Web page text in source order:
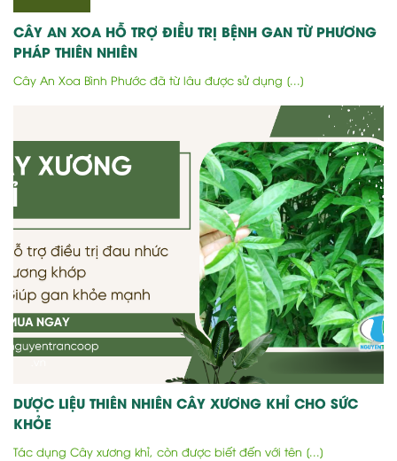
CÂY AN XOA HỖ TRỢ ĐIỀU TRỊ BỆNH GAN TỪ PHƯƠNG
PHÁP THIÊN NHIÊN
Cây An Xoa Bình Phước đã từ lâu được sử dụng [...]
DƯỢC LIỆU THIÊN NHIÊN CÂY XƯƠNG KHỈ CHO SỨC
KHỎE
Tác dụng Cây xương khỉ, còn được biết đến với tên [...]